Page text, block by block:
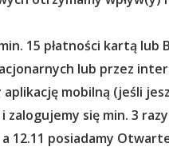
15 płatności kartą lub
lub przez
mobilną (jeśli
zalogujemy się min. 3 razy
a 12.11 posiadamy